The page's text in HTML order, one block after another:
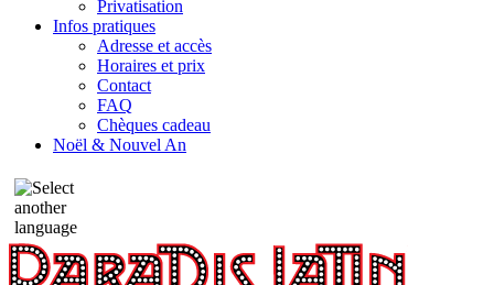
Privatisation
Infos pratiques
Adresse et accès
Horaires et prix
Contact
FAQ
Chèques cadeau
Noël & Nouvel An